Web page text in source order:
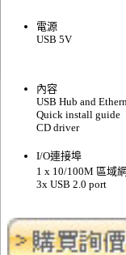
電源
USB 5V
內容
USB Hub and
Quick install guide
CD driver
I/O連接埠
1 x 10/100M 區域
3x USB 2.0 port